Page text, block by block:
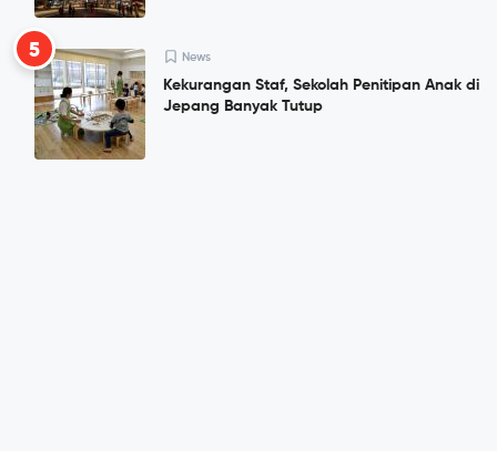
5 News
Kekurangan Staf, Sekolah Penitipan Anak di
Jepang Banyak Tutup